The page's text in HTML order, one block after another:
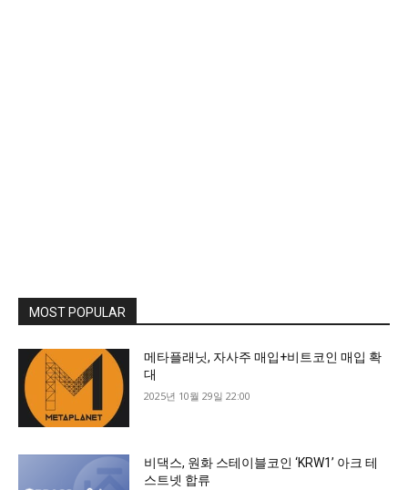
MOST POPULAR
메타플래닛, 자사주 매입+비트코인 매입 확
대
2025년 10월 29일 22:00
비댁스, 원화 스테이블코인 ‘KRW1’ 아크 테
스트넷 합류